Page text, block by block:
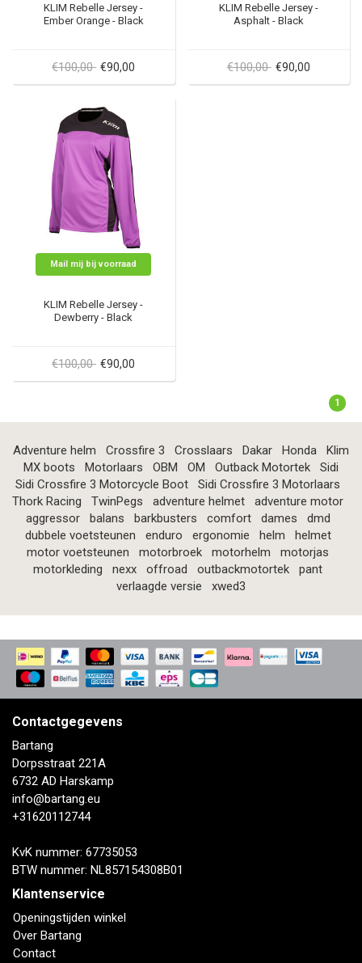
KLIM Rebelle Jersey -
Ember Orange - Black
€100,00 €90,00
KLIM Rebelle Jersey -
Asphalt - Black
€100,00 €90,00
Mail mij bij voorraad
KLIM Rebelle Jersey -
Dewberry - Black
€100,00 €90,00
1
Adventure helm Crossfire 3 Crosslaars Dakar Honda
Klim
MX boots
Motorlaars OBM OM Outback Motortek
Sidi
Sidi Crossfire 3 Motorcycle Boot
Sidi Crossfire 3 Motorlaars
Thork Racing
TwinPegs adventure helmet
adventure motor
aggressor
balans barkbusters comfort dames
dmd
dubbele voetsteunen
enduro ergonomie helm
helmet
motor voetsteunen
motorbroek motorhelm
motorjas
motorkleding
nexx offroad outbackmotortek
pant
verlaagde versie
xwed3
Contactgegevens
Bartang
Dorpsstraat 221A
6732 AD Harskamp
info@bartang.eu
+31620112744
KvK nummer: 67735053
BTW nummer: NL857154308B01
Klantenservice
Openingstijden winkel
Over Bartang
Contact